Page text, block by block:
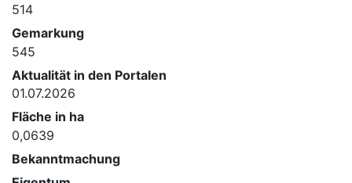
514
Gemarkung
545
Aktualität in den Portalen
01.07.2026
Fläche in ha
0,0639
Bekanntmachung